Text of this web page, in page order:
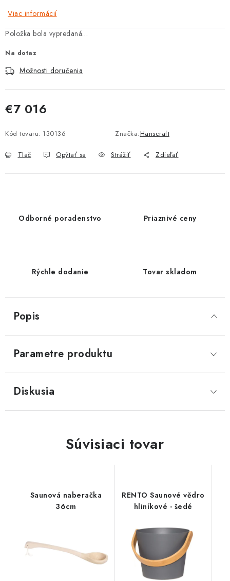
Viac informácií
Položka bola vypredaná…
Na dotaz
Možnosti doručenia
€7 016
Kód tovaru: 130136 Značka:Hanscraft
Tlač Opýtať sa Strážiť Zdieľať
Odborné poradenstvo Priaznivé ceny
Rýchle dodanie Tovar skladom
Popis
Parametre produktu
Diskusia
Súvisiaci tovar
Saunová naberačka
36cm
RENTO Saunové vědro
hliníkové - šedé